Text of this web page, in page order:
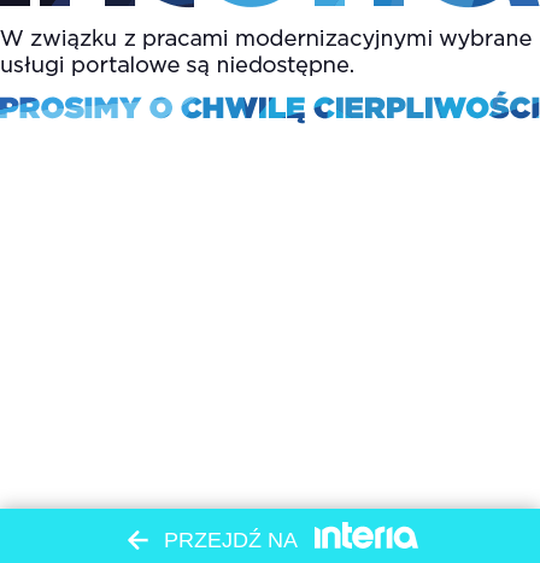
PRZEJDŹ NA